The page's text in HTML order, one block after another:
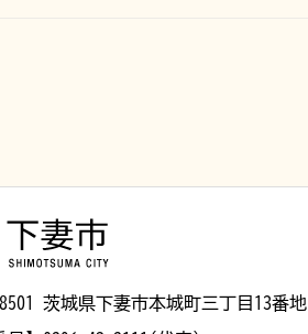
茨城県下妻市本城町三丁目13番地